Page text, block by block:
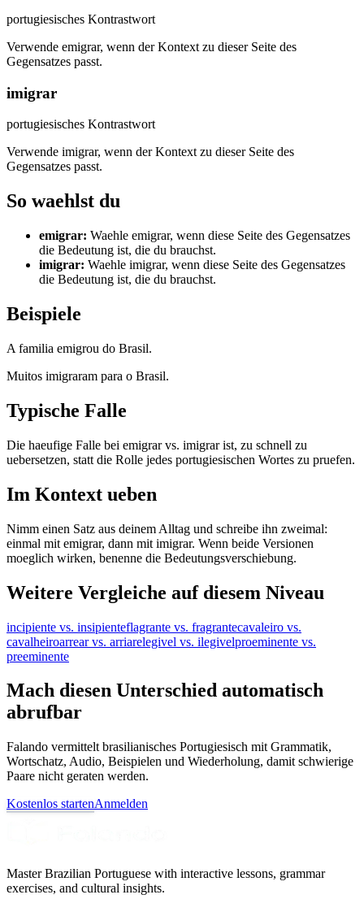
portugiesisches Kontrastwort
Verwende emigrar, wenn der Kontext zu dieser Seite des
Gegensatzes passt.
imigrar
portugiesisches Kontrastwort
Verwende imigrar, wenn der Kontext zu dieser Seite des
Gegensatzes passt.
So waehlst du
emigrar: Waehle emigrar, wenn diese Seite des Gegensatzes
die Bedeutung ist, die du brauchst.
imigrar: Waehle imigrar, wenn diese Seite des Gegensatzes
die Bedeutung ist, die du brauchst.
Beispiele
A familia emigrou do Brasil.
Muitos imigraram para o Brasil.
Typische Falle
Die haeufige Falle bei emigrar vs. imigrar ist, zu schnell zu
uebersetzen, statt die Rolle jedes portugiesischen Wortes zu pruefen.
Im Kontext ueben
Nimm einen Satz aus deinem Alltag und schreibe ihn zweimal:
einmal mit emigrar, dann mit imigrar. Wenn beide Versionen
moeglich wirken, benenne die Bedeutungsverschiebung.
Weitere Vergleiche auf diesem Niveau
incipiente vs. insipienteflagrante vs. fragrantecavaleiro vs.
cavalheiroarrear vs. arriarelegivel vs. ilegivelproeminente vs.
preeminente
Mach diesen Unterschied automatisch
abrufbar
Falando vermittelt brasilianisches Portugiesisch mit Grammatik,
Wortschatz, Audio, Beispielen und Wiederholung, damit schwierige
Paare nicht geraten werden.
Kostenlos startenAnmelden
Master Brazilian Portuguese with interactive lessons, grammar
exercises, and cultural insights.